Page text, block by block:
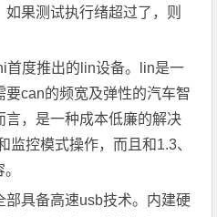
果测试执行绪超过了，则
度推出的lin设备。lin是一
can的频宽及弹性的汽车智
言，是一种成本低廉的解决
监控模式操作，而且和1.3、
具备高速usb技术。内建硬